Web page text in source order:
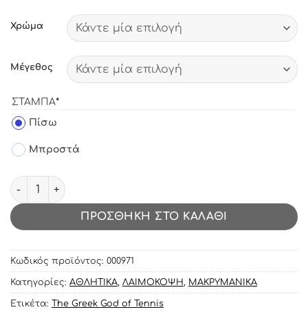
Χρώμα
Μέγεθος
ΣΤΆΜΠΑ*(REQUIRED)
label_11
Πίσω
label_12
Μπροστά
Μακρυμάνικο με στάμπα The Greek God of Tennis
ΠΡΟΣΘΉΚΗ ΣΤΟ ΚΑΛΆΘΙ
Κωδικός προϊόντος: 000971
Κατηγορίες: ΑΘΛΗΤΙΚΑ, ΛΑΙΜΟΚΟΨΗ, ΜΑΚΡΥΜΑΝΙΚΑ
Ετικέτα: The Greek God of Tennis